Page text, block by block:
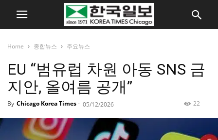
Home 종합뉴스 주요뉴스
EU “범유럽 차원 아동 SNS 금
지안, 올여름 공개”
By Chicago Korea Times- 05/12/2026 22